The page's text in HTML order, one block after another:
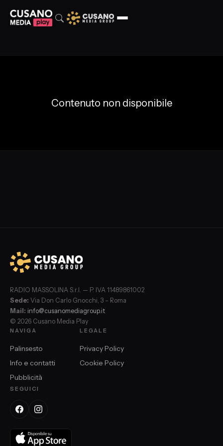
Contenuto non disponibile
RADIO MASSOLINA S.r.l. — P. IVA 11489861002
Sede: Via Don Carlo Gnocchi, 3 – Roma
Mail: info@cusanomediagroup.it
© 2026 Cusano Media Play
NAVIGA
Palinsesto
Info e contatti
Pubblicità
LEGALE
Privacy Policy
Cookie Policy
SEGUICI